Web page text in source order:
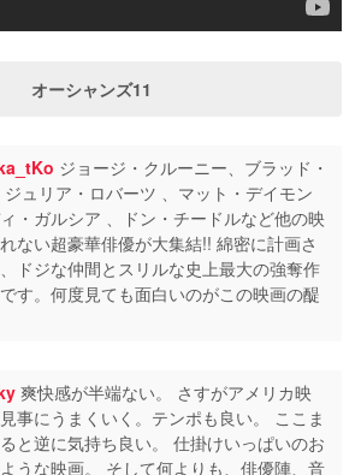
オーシャンズ11
ジョージ・クルーニー、ブラッド・
ジュリア・ロバーツ 、マット・デイモン
ィ・ガルシア 、ドン・チードルなど他の映
ない超豪華俳優が大集結!! 綿密に計画さ
ドジな仲間とスリルな史上最大の強奪作
す。何度見ても面白いのがこの映画の醍
爽快感が半端ない。 さすがアメリカ映
事にうまくいく。テンポも良い。 ここま
と逆に気持ち良い。 仕掛けいっぱいのお
うな映画。 そして何よりも、俳優陣、音